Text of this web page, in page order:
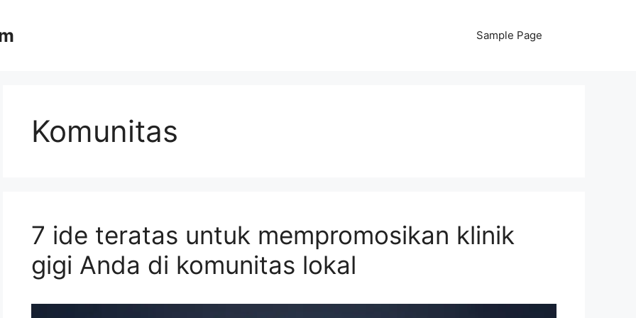
Sample Page
Komunitas
7 ide teratas untuk mempromosikan klinik
gigi Anda di komunitas lokal